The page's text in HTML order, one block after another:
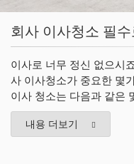
회사 이사청소 필
이사로 너무 정신 없으시
사 이사청소가 중요한 몇
이사 청소는 다음과 같은
내용 더보기